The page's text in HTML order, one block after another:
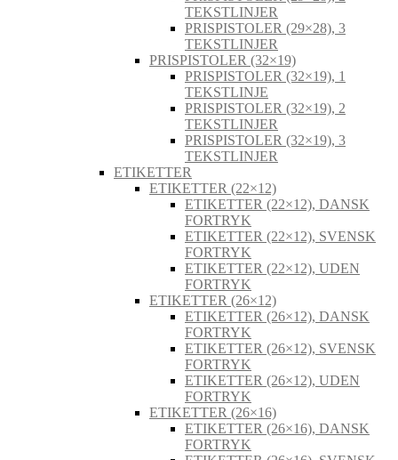
TEKSTLINJER
PRISPISTOLER (29×28), 3
TEKSTLINJER
PRISPISTOLER (32×19)
PRISPISTOLER (32×19), 1
TEKSTLINJE
PRISPISTOLER (32×19), 2
TEKSTLINJER
PRISPISTOLER (32×19), 3
TEKSTLINJER
ETIKETTER
ETIKETTER (22×12)
ETIKETTER (22×12), DANSK
FORTRYK
ETIKETTER (22×12), SVENSK
FORTRYK
ETIKETTER (22×12), UDEN
FORTRYK
ETIKETTER (26×12)
ETIKETTER (26×12), DANSK
FORTRYK
ETIKETTER (26×12), SVENSK
FORTRYK
ETIKETTER (26×12), UDEN
FORTRYK
ETIKETTER (26×16)
ETIKETTER (26×16), DANSK
FORTRYK